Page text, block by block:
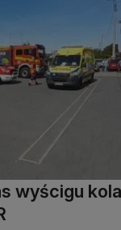
wyścigu